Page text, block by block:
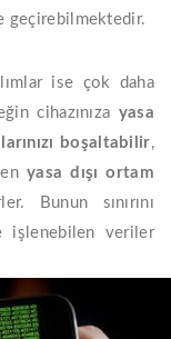
geçirebilmektedir.
ise çok daha
cihazınıza yasa
boşaltabilir,
yasa dışı ortam
Bunun sınırını
işlenebilen veriler